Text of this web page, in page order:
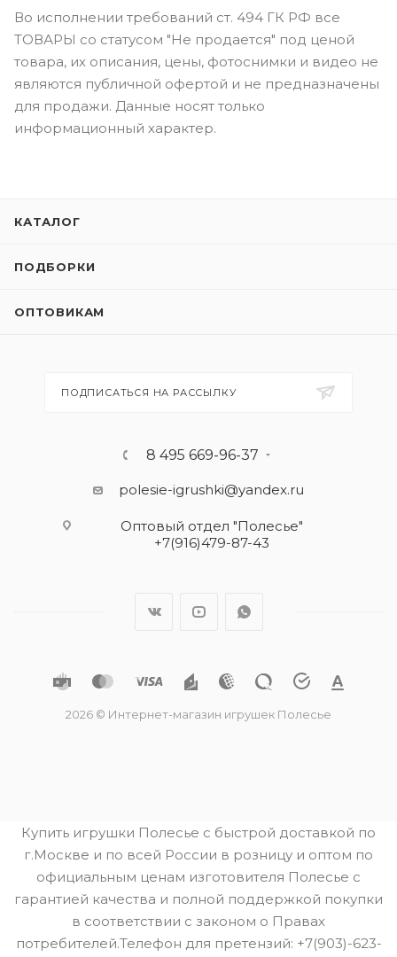
Во исполнении требований ст. 494 ГК РФ все
ТОВАРЫ со статусом "Не продается" под ценой
товара, их описания, цены, фотоснимки и видео не
являются публичной офертой и не предназначены
для продажи. Данные носят только
информационный характер.
КАТАЛОГ
ПОДБОРКИ
ОПТОВИКАМ
ПОДПИСАТЬСЯ НА РАССЫЛКУ
8 495 669-96-37
polesie-igrushki@yandex.ru
Оптовый отдел "Полесье"
+7(916)479-87-43
2026 © Интернет-магазин игрушек Полесье
Купить игрушки Полесье с быстрой доставкой по
г.Москве и по всей России в розницу и оптом по
официальным ценам изготовителя Полесье с
гарантией качества и полной поддержкой покупки
в соответствии с законом о Правах
потребителей.Телефон для претензий: +7(903)-623-